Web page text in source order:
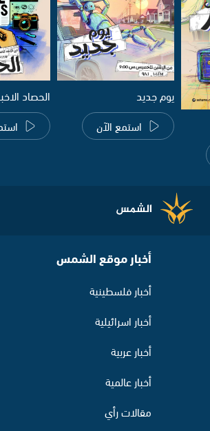
يوم جديد
استمع الآن
الحصاد
أخبار موقع الشمس
أخبار فلسطينية
أخبار اسرائيلية
أخبار عربية
أخبار عالمية
مقالات رأي